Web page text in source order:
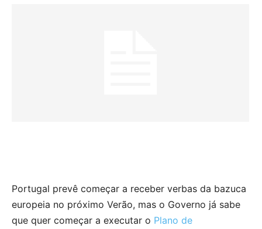
Portugal prevê começar a receber verbas da bazuca
europeia no próximo Verão, mas o Governo já sabe
que quer começar a executar o Plano de